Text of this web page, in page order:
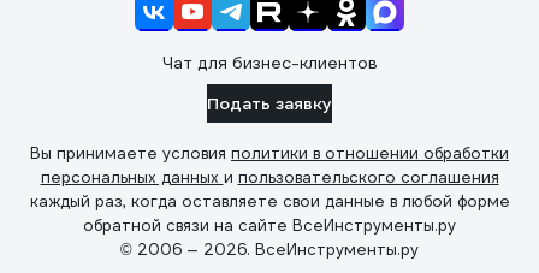
Чат для бизнес-клиентов
Подать заявку
Вы принимаете условия политики в отношении обработки
персональных данных и пользовательского соглашения
каждый раз, когда оставляете свои данные в любой форме
обратной связи на сайте ВсеИнструменты.ру
© 2006 — 2026. ВсеИнструменты.ру